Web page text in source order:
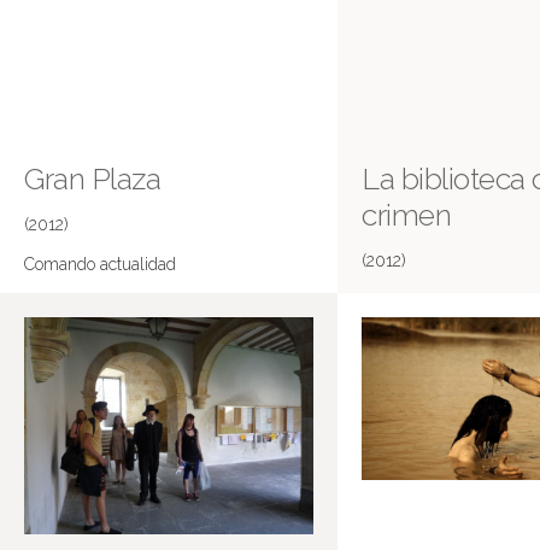
Gran Plaza
(2012)
Comando actualidad
La biblioteca
crimen
(2012)